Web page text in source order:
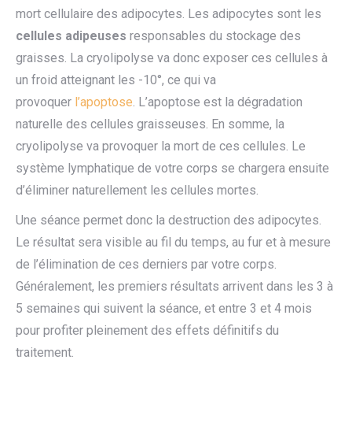
mort cellulaire des adipocytes. Les adipocytes sont les
cellules adipeuses responsables du stockage des
graisses. La cryolipolyse va donc exposer ces cellules à
un froid atteignant les -10°, ce qui va
provoquer l’apoptose. L’apoptose est la dégradation
naturelle des cellules graisseuses. En somme, la
cryolipolyse va provoquer la mort de ces cellules. Le
système lymphatique de votre corps se chargera ensuite
d’éliminer naturellement les cellules mortes.
Une séance permet donc la destruction des adipocytes.
Le résultat sera visible au fil du temps, au fur et à mesure
de l’élimination de ces derniers par votre corps.
Généralement, les premiers résultats arrivent dans les 3 à
5 semaines qui suivent la séance, et entre 3 et 4 mois
pour profiter pleinement des effets définitifs du
traitement.